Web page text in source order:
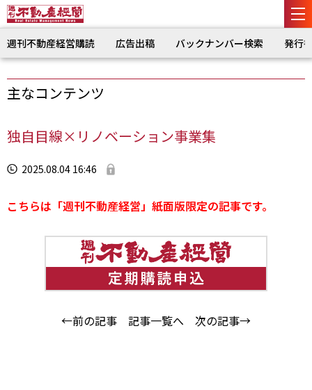
週刊不動産経営購読 広告出稿 バックナンバー検索 発行
主なコンテンツ
独自目線×リノベーション事業集
2025.08.04 16:46
こちらは「週刊不動産経営」紙面版限定の記事です。
←前の記事 記事一覧へ 次の記事→